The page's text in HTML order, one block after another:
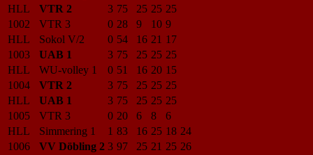
HLL
VTR 2 3 75 25 25 25
1002
VTR 3 0 28 9 10 9
HLL
Sokol V/2 0 54 16 21 17
1003
UAB 1 3 75 25 25 25
HLL
WU-volley 1 0 51 16 20 15
1004
VTR 2 3 75 25 25 25
HLL
UAB 1 3 75 25 25 25
1005
VTR 3 0 20 6 8
6
HLL
Simmering 1 1 83 16 25 18 24
1006
VV Döbling 2 3 97 25 21 25 26